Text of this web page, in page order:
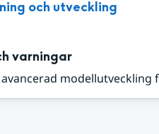
och utveckling
varningar
modellutveckling